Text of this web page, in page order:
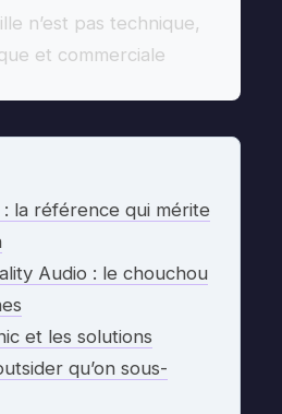
n’est pas technique,
et commerciale
la référence qui mérite
Audio : le chouchou
et les solutions
qu’on sous-